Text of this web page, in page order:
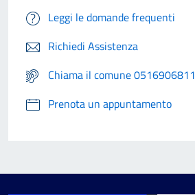
Leggi le domande frequenti
Richiedi Assistenza
Chiama il comune 0516906811
Prenota un appuntamento